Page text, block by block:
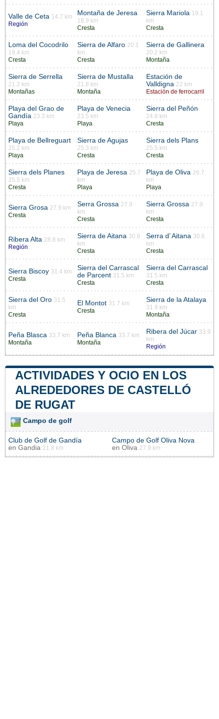
Valle de Ceta 14.7 km
Región
Montaña de Jeresa
18.9 km
Cresta
Sierra Mariola 19.1
km
Cresta
Loma del Cocodrilo
19.4 km
Cresta
Sierra de Alfaro 20.1
km
Cresta
Sierra de Gallinera
20.2 km
Montaña
Sierra de Serrella
21.2 km
Montañas
Sierra de Mustalla
21.8 km
Montaña
Estación de
Valldigna 22 km
Estación de ferrocarril
Playa del Grao de
Gandía 23.3 km
Playa
Playa de Venecia
23.5 km
Playa
Sierra del Peñón
24.8 km
Cresta
Playa de Bellreguart
25.2 km
Playa
Sierra de Agujas
25.3 km
Cresta
Sierra dels Plans
25.5 km
Cresta
Sierra dels Planes
25.5 km
Cresta
Playa de Jeresa 25.7
km
Playa
Playa de Oliva 26.7
km
Playa
Sierra Grosa 27.9 km
Cresta
Serra Grossa 27.9
km
Cresta
Sierra Grossa 27.9
km
Cresta
Ribera Alta 28.8 km
Región
Sierra de Aitana 30.6
km
Cresta
Serra d’ Aitana 30.6
km
Cresta
Sierra Biscoy 31.4 km
Cresta
Sierra del Carrascal
de Parcent 31.5 km
Cresta
Sierra del Carrascal
31.5 km
Cresta
Sierra del Oro 31.5
km
Cresta
El Montot 31.7 km
Cresta
Sierra de la Atalaya
31.9 km
Montaña
Peña Blasca 33.7 km
Montaña
Peña Blanca 33.7 km
Montaña
Ribera del Júcar 33.9
km
Región
ACTIVIDADES Y OCIO EN LOS
ALREDEDORES DE CASTELLÓ
DE RUGAT
Campo de golf
Club de Golf de Gandía
en Gandia 21.8 km
Campo de Golf Oliva Nova
en Oliva 27.9 km